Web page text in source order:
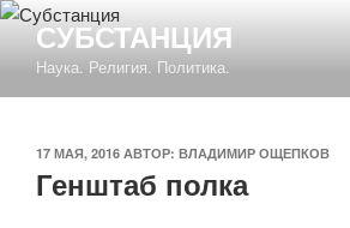
Перейти
содержимому
СУБСТАНЦИЯ
Наука. Религия. Политика.
ОПУБЛИКОВАНО
17 МАЯ, 2016 АВТОР: ВЛАДИМИР ОЩЕПКОВ
Генштаб полка